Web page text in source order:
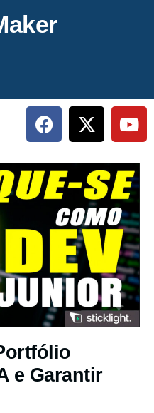
e Garantir